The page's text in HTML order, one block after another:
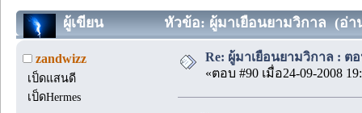
ผู้เขียน หัวข้อ: ผู้มาเยือนยามวิกาล (อ่าน
zandwizz
เป็ดแสนดี
เป็ดHermes
Re: ผู้มาเยือนยามวิกาล : ต
«ตอบ #90 เมื่อ24-09-2008